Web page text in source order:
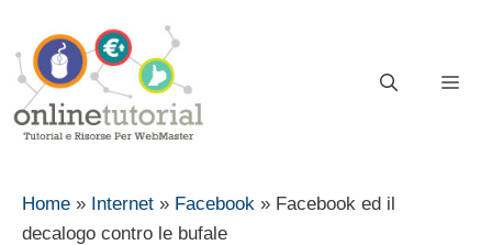
contenuto
Home » Internet » Facebook » Facebook ed il
decalogo contro le bufale